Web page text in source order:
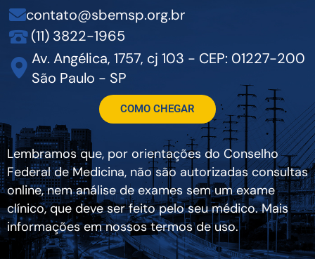
contato@sbemsp.org.br
(11) 3822-1965
Av. Angélica, 1757, cj 103 - CEP: 01227-200
São Paulo - SP
COMO CHEGAR
Lembramos que, por orientações do Conselho
Federal de Medicina, não são autorizadas consultas
online, nem análise de exames sem um exame
clínico, que deve ser feito pelo seu médico. Mais
informações em nossos termos de uso.